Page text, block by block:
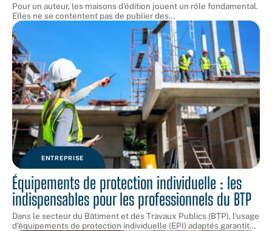
Pour un auteur, les maisons d'édition jouent un rôle fondamental.
Elles ne se contentent pas de publier des…
ENTREPRISE
Équipements de protection individuelle : les
indispensables pour les professionnels du BTP
Dans le secteur du Bâtiment et des Travaux Publics (BTP), l'usage
d'équipements de protection individuelle (EPI) adaptés garantit…